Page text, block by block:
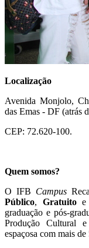
Localização
Avenida Monjolo,
das Emas - DF (atrás
CEP: 72.620-100.
Quem somos?
O IFB Campus
Público, Gratuitoe
graduação e pós-
Produção Cultural e
espaçosa com mais